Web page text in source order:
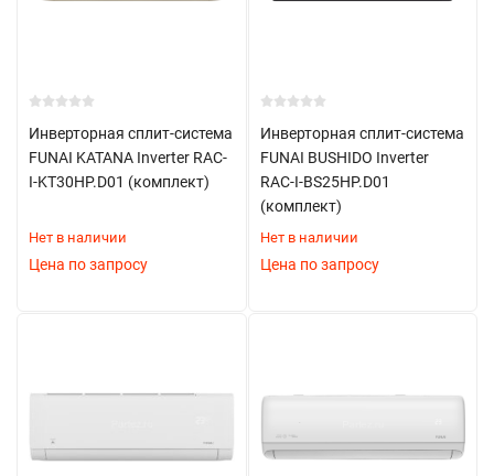
Инверторная сплит-система
FUNAI KATANA Inverter RAC-
I-KT30HP.D01 (комплект)
Нет в наличии
Цена по запросу
Инверторная сплит-система
FUNAI BUSHIDO Inverter
RAC-I-BS25HP.D01
(комплект)
Нет в наличии
Цена по запросу